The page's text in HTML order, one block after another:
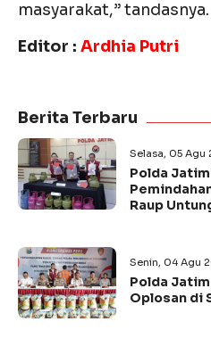
masyarakat,”
Editor : Ardhia Putri
Berita Terbaru
Selasa, 05 Agu
Polda
Raup
Senin, 04 Agu
Polda
Oplosan di